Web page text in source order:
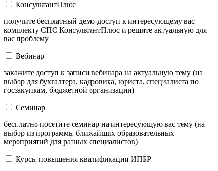
КонсультантПлюс
получите бесплатный демо-доступ к интересующему вас
комплекту СПС КонсультантПлюс и решите актуальную для
вас проблему
Вебинар
закажите доступ к записи вебинара на актуальную тему (на
выбор для бухгалтера, кадровика, юриста, специалиста по
госзакупкам, бюджетной организации)
Семинар
бесплатно посетите семинар на интересующую вас тему (на
выбор из программы ближайших образовательных
мероприятий для разных специалистов)
Курсы повышения квалификации ИПБР